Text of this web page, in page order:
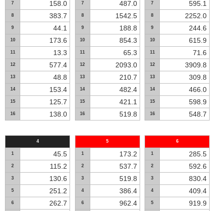
7 158.0
8 383.7
9 44.1
10 173.6
11 13.3
12 577.4
13 48.8
14 153.4
15 125.7
16 138.0
7 487.0
8 1542.5
9 188.8
10 854.3
11 65.3
12 2093.0
13 210.7
14 482.4
15 421.1
16 519.8
7 595.1
8 2252.0
9 244.6
10 615.9
11 71.6
12 3909.8
13 309.8
14 466.0
15 598.9
16 548.7
4
1 45.5
2 115.2
3 130.6
5 251.2
6 262.7
5
1 173.2
2 537.7
3 519.8
4 386.4
6 962.4
6
1 285.5
2 592.6
3 830.4
4 409.4
5 919.9